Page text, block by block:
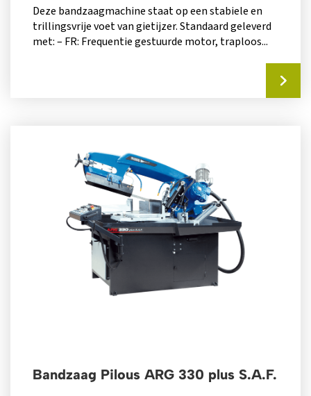
Deze bandzaagmachine staat op een stabiele en
trillingsvrije voet van gietijzer. Standaard geleverd
met: – FR: Frequentie gestuurde motor, traploos...
Bandzaag Pilous ARG 330 plus S.A.F.